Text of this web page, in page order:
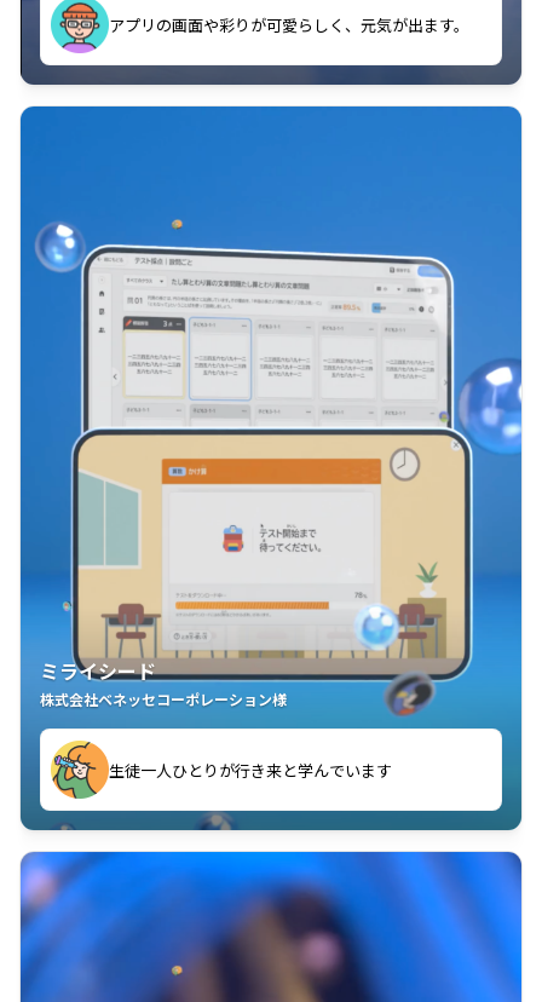
アプリの画面や彩りが可愛らしく、元気が出ます。
クラスごとに特典があるようなので使うのが楽しいで
す。
ミライシード
株式会社ベネッセコーポレーション様
生徒一人ひとりが行き来と学んでいます
教室中の児童生徒が「問題が解けてうれしい」「解く
ことが楽しい」を実感しています